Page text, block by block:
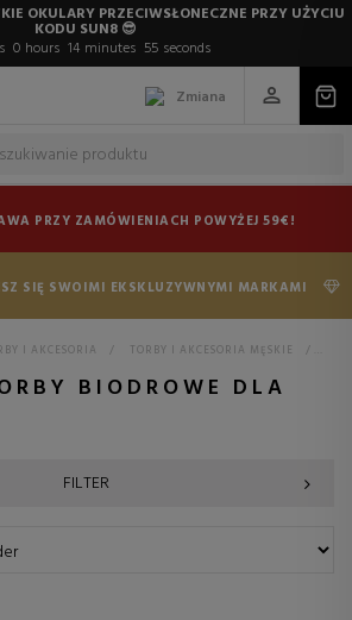
OKULARY PRZECIWSŁONECZNE PRZY UŻYCIU
KODU SUN8 😎
0 hours 14 minutes 54 seconds
Zmiana
PRZY ZAMÓWIENIACH POWYŻEJ 59€!
SIĘ SWOIMI EKSKLUZYWNYMI MARKAMI
I AKCESORIA > TORBY I AKCESORIA MĘSKIE >
BIODROWE DLA
FILTER